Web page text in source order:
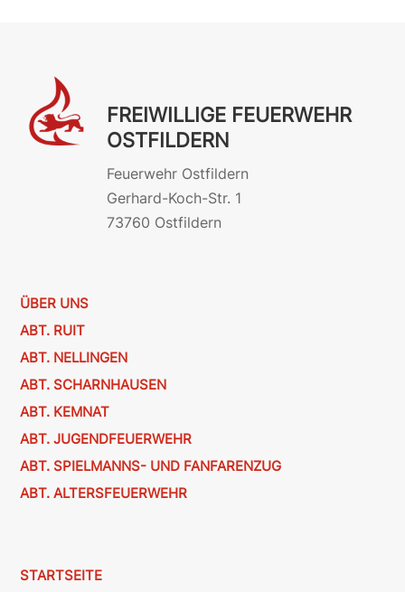
FREIWILLIGE FEUERWEHR
OSTFILDERN
Feuerwehr Ostfildern
Gerhard-Koch-Str. 1
73760 Ostfildern
ÜBER UNS
ABT. RUIT
ABT. NELLINGEN
ABT. SCHARNHAUSEN
ABT. KEMNAT
ABT. JUGENDFEUERWEHR
ABT. SPIELMANNS- UND FANFARENZUG
ABT. ALTERSFEUERWEHR
STARTSEITE